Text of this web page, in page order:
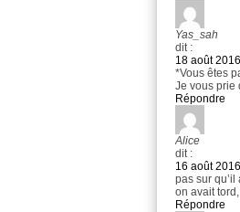
Yas_sah
dit :
18 août
*Vous êtes
Je vous prie
Répondre
Alice
dit :
16 août
pas sur qu’il
on avait
Répondre